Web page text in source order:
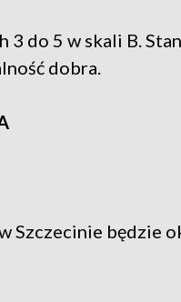
3 do 5 w skali B.
dobra.
Szczecinie będzie